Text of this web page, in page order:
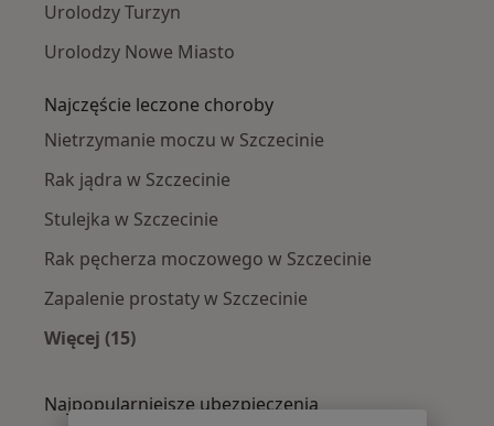
Urolodzy Turzyn
Urolodzy Nowe Miasto
Najczęście leczone choroby
Nietrzymanie moczu w Szczecinie
Rak jądra w Szczecinie
Stulejka w Szczecinie
Rak pęcherza moczowego w Szczecinie
Zapalenie prostaty w Szczecinie
Więcej (15)
Najpopularniejsze ubezpieczenia